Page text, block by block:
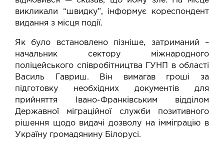
викликали “швидку”, інформує кореспондент
видання з місця події.
Як було встановлено пізніше, затриманий –
начальник сектору міжнародного
поліцейського співробітництва ГУНП в області
Василь Гавриш. Він вимагав гроші за
підготовку необхідних документів для
прийняття Івано-Франківським відділом
Державної міграційної служби позитивного
рішення щодо видачі дозволу на імміграцію в
Україну громадянину Білорусі.